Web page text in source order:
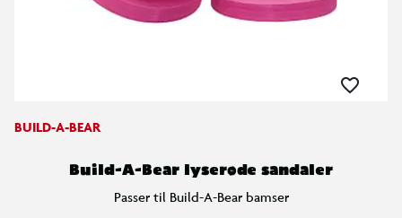
BUILD-A-BEAR
Build-A-Bear lyserøde sandaler
Passer til Build-A-Bear bamser